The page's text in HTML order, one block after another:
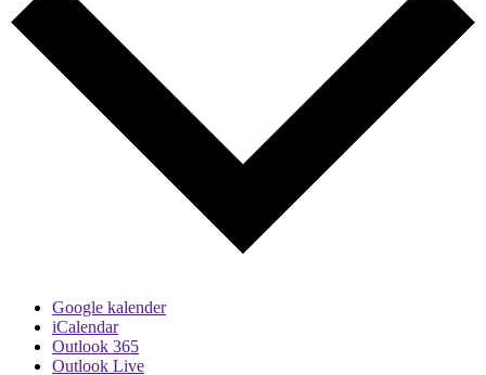
Google kalender
iCalendar
Outlook 365
Outlook Live